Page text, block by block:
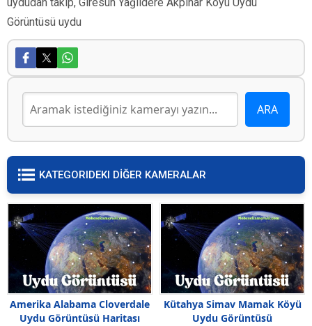
Görüntüsü uydu
KATEGORIDEKI DİĞER KAMERALAR
Amerika Alabama Cloverdale
Uydu Görüntüsü Haritası
Kütahya Simav Mamak Köyü
Uydu Görüntüsü